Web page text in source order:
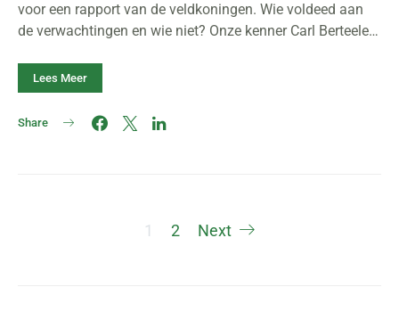
voor een rapport van de veldkoningen. Wie voldeed aan
de verwachtingen en wie niet? Onze kenner Carl Berteele…
Lees Meer
Share
Berichten
1 2 Next